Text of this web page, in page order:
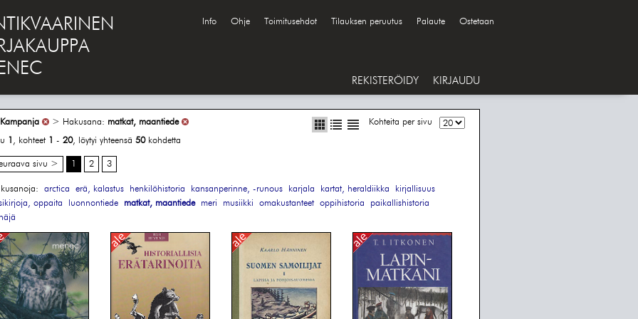
Info Ohje Toimitusehdot Tilauksen peruutus Palaute Ostetaan
REKISTERÖIDY KIRJAUDU
Kohteita per sivu
Kampanja > Hakusana: matkat, maantiede
1 , kohteet 1 - 20, löytyi yhteensä 50kohdetta
sivu > 1 2 3
arctica erä, kalastus henkilöhistoria kansanperinne, -runous karjala kartat, heraldiikka
kirjallisuus
oppaita
luonnontiede matkat, maantiede meri musiikki omakustanteet oppihistoria
paikallishistoria